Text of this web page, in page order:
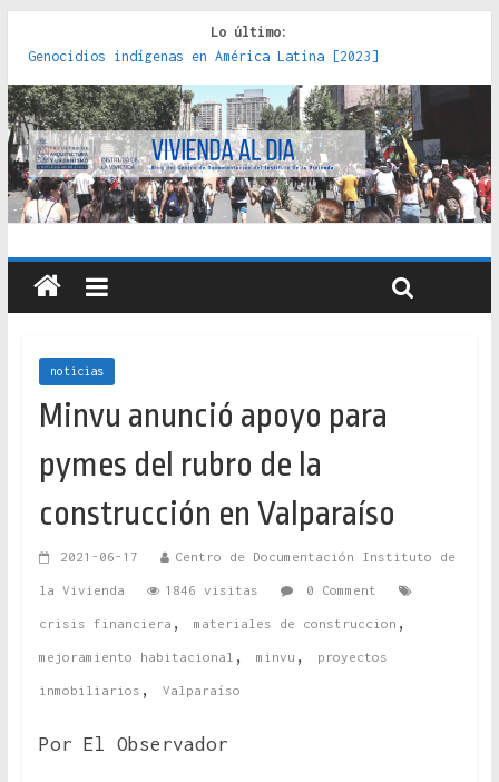
Lo último:
Genocidios indígenas en América Latina [2023]
Estudios sobre la espacialización de los Estados :
políticas, prácticas y representaciones [2022]
Donde el pedernal choca con el acero : hacia una teoría
crítica de las fronteras latinoamericanas [2020]
Criterios técnicos para una vivienda adecuada [2019]
Red de consultorios de la Caja del Seguro Obrero en
Santiago : un patrimonio emblemático [2014]
noticias
Minvu anunció apoyo para
pymes del rubro de la
construcción en Valparaíso
2021-06-17 Centro de Documentación Instituto de
la Vivienda 1846 visitas 0 Comment
crisis financiera , materiales de construccion ,
mejoramiento habitacional , minvu , proyectos
inmobiliarios , Valparaíso
Por El Observador